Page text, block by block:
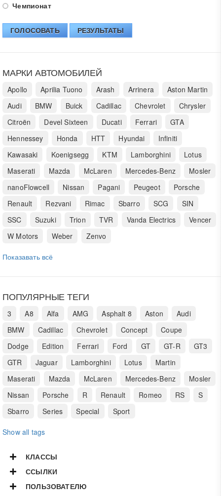
Чемпионат
ГОЛОСОВАТЬ РЕЗУЛЬТАТЫ
МАРКИ АВТОМОБИЛЕЙ
Apollo Aprilia Tuono Arash Arrinera
Aston Martin
Audi
BMW Buick Cadillac Chevrolet
Chrysler
Citroën
Devel Sixteen Ducati Ferrari
GTA
Hennessey
Honda HTT Hyundai
Infiniti
Kawasaki
Koenigsegg KTM Lamborghini
Lotus
Maserati
Mazda McLaren Mercedes-Benz
Mosler
nanoFlowcell
Nissan Pagani Peugeot
Porsche
Renault
Rezvani Rimac Sbarro SCG
SIN
SSC
Suzuki Trion TVR Vanda Electrics
Vencer
W Motors
Weber Zenvo
Показавать всё
ПОПУЛЯРНЫЕ ТЕГИ
3 A8 Alfa AMG Asphalt 8 Aston
Audi
BMW
Cadillac Chevrolet Concept
Coupe
Dodge
Edition Ferrari Ford GT GT-R
GT3
GTR
Jaguar Lamborghini Lotus
Martin
Maserati
Mazda McLaren Mercedes-Benz
Mosler
Nissan
Porsche R Renault Romeo RS
S
Sbarro
Series Special Sport
Show all tags
КЛАССЫ
ССЫЛКИ
ПОЛЬЗОВАТЕЛЮ